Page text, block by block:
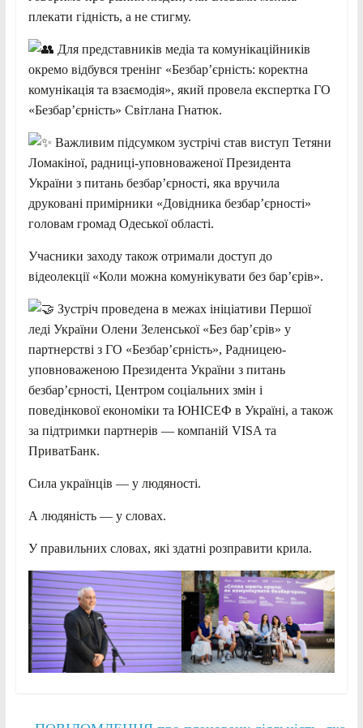
плекати гідність, а не стигму.
Для представників медіа та комунікаційників
окремо відбувся тренінг «Безбар’єрність: коректна
комунікація та взаємодія», який провела експертка ГО
«Безбар’єрність» Світлана Гнатюк.
Важливим підсумком зустрічі став виступ Тетяни
Ломакіної, радниці-уповноваженої Президента
України з питань безбар’єрності, яка вручила
друковані примірники «Довідника безбар’єрності»
головам громад Одеської області.
Учасники заходу також отримали доступ до
відеолекції «Коли можна комунікувати без бар’єрів».
Зустріч проведена в межах ініціативи Першої
леді України Олени Зеленської «Без бар’єрів» у
партнерстві з ГО «Безбарʼєрність», Радницею-
уповноваженою Президента України з питань
безбар’єрності, Центром соціальних змін і
поведінкової економіки та ЮНІСЕФ в Україні, а також
за підтримки партнерів — компаній VISA та
ПриватБанк.
Сила українців — у людяності.
А людяність — у словах.
У правильних словах, які здатні розправити крила.